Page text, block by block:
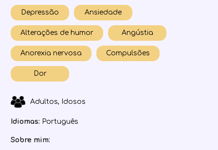
Depressão Ansiedade
Alterações de humor Angústia
Anorexia nervosa Compulsões
Dor
Adultos, Idosos
Idiomas: Português
Sobre mim: